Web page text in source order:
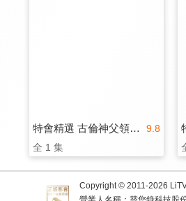
9.8
特會精選 古倫神父領導力論壇
全 1 集
Copyright © 2011-2026